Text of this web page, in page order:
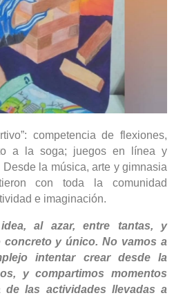
competencia de flexiones,
a la soga; juegos en línea y
la música, arte y gimnasia
con toda la comunidad
e imaginación.
al azar, entre tantas, y
y único. No vamos a
intentar crear desde la
y compartimos momentos
las actividades llevadas a